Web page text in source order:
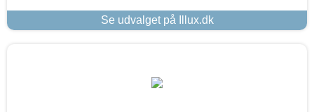
Se udvalget på Illux.dk